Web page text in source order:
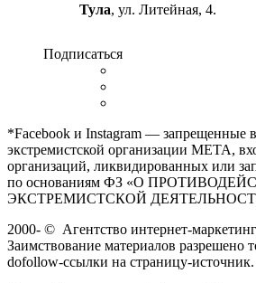
Тула, ул. Литейная, 4.
Подписаться
*Facebook и Instagram — запрещенные
экстремистской организации META,
организаций, ликвидированных или
по основаниям ФЗ «О
ЭКСТРЕМИСТСКОЙ
2000- © Агентство интернет-
Заимствование материалов разрешено
dofollow-ссылки на страницу-источник.